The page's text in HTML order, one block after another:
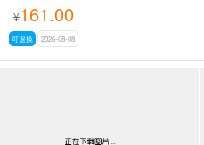
¥161.00
可退换 2026-08-08